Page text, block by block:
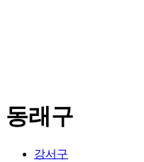
동래구
강서구